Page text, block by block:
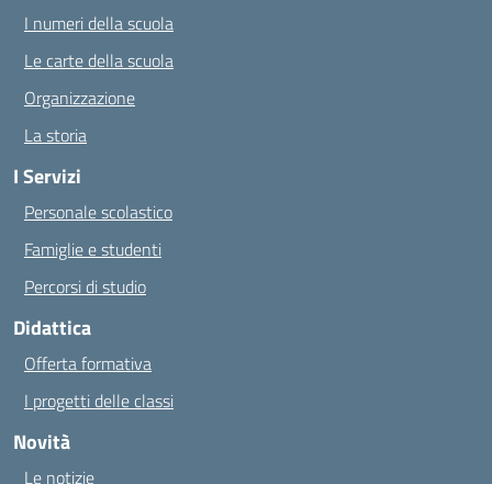
I numeri della scuola
Le carte della scuola
Organizzazione
La storia
I Servizi
Personale scolastico
Famiglie e studenti
Percorsi di studio
Didattica
Offerta formativa
I progetti delle classi
Novità
Le notizie